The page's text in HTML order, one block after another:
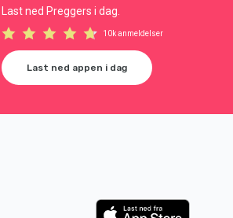
Last ned Preggers i dag.
10k anmeldelser
Last ned appen i dag